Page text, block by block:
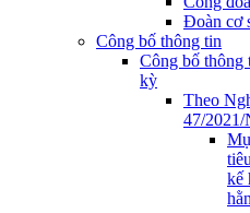
Đoàn cơ
Công bố thông tin
Công bố thông
kỳ
Theo
47/
kế